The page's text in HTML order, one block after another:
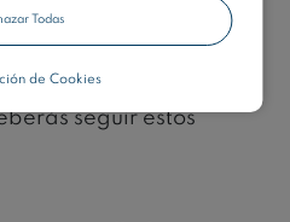
Todas
de Cookies
reunificaciónde
todos tus
seguir estos